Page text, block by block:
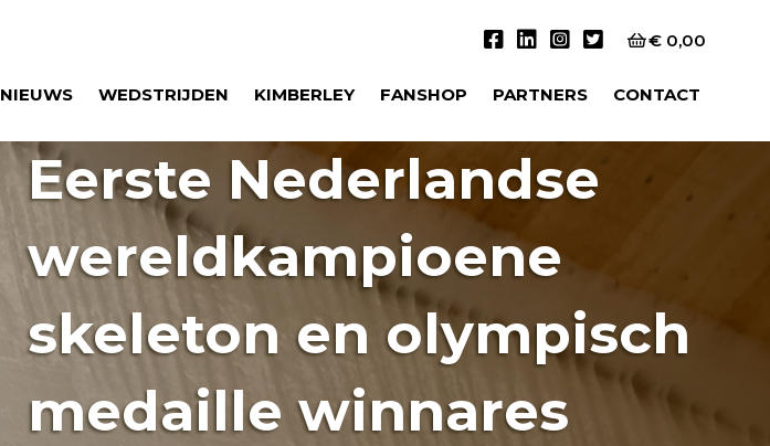
€ 0,00
NIEUWS WEDSTRIJDEN KIMBERLEY FANSHOP PARTNERS CONTACT
Eerste Nederlandse
wereldkampioene
skeleton en olympisch
medaille winnares